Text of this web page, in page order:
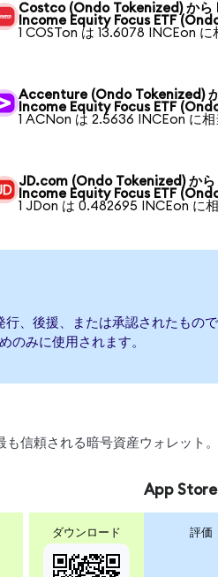
Costco (Ondo Tokenized) から
Income Equity Focus ETF
1 COSTon は 13.6078 INCEon に
Accenture (Ondo Tokenized)
Income Equity Focus ETF
1 ACNon は 2.5636 INCEon に相
JD.com (Ondo Tokenized) か
Income Equity Focus ETF
1 JDon は 0.482695 INCEon に
、後援、または承認されたもの
のみに使用されます。
信頼される暗号資産ウォレット。
ダウンロード
App Store
評価